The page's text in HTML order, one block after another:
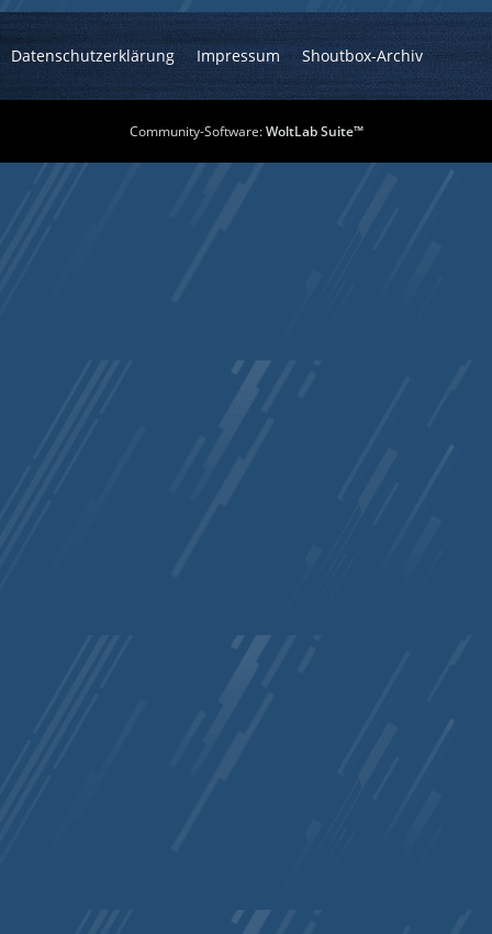
Datenschutzerklärung Impressum Shoutbox-Archiv
Community-Software:WoltLab Suite™